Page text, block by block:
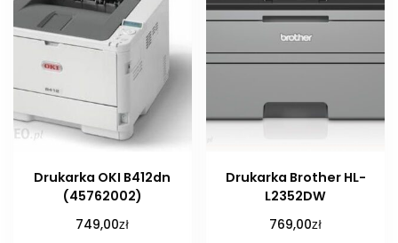
Drukarka OKI B412dn
(45762002)
749,00zł
Drukarka Brother HL-
L2352DW
769,00zł